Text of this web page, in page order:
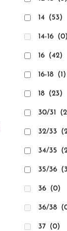
14 (53)
14-16 (0)
16 (42)
16-18 (1)
18 (23)
30/31
32/33
34/35
35/36
36 (0)
36/38
37 (0)